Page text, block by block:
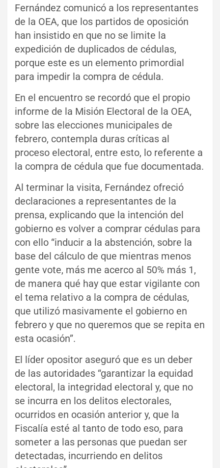
Fernández comunicó a los representantes
de la OEA, que los partidos de oposición
han insistido en que no se limite la
expedición de duplicados de cédulas,
porque este es un elemento primordial
para impedir la compra de cédula.
En el encuentro se recordó que el propio
informe de la Misión Electoral de la OEA,
sobre las elecciones municipales de
febrero, contempla duras críticas al
proceso electoral, entre esto, lo referente a
la compra de cédula que fue documentada.
Al terminar la visita, Fernández ofreció
declaraciones a representantes de la
prensa, explicando que la intención del
gobierno es volver a comprar cédulas para
con ello “inducir a la abstención, sobre la
base del cálculo de que mientras menos
gente vote, más me acerco al 50% más 1,
de manera qué hay que estar vigilante con
el tema relativo a la compra de cédulas,
que utilizó masivamente el gobierno en
febrero y que no queremos que se repita en
esta ocasión”.
El líder opositor aseguró que es un deber
de las autoridades “garantizar la equidad
electoral, la integridad electoral y, que no
se incurra en los delitos electorales,
ocurridos en ocasión anterior y, que la
Fiscalía esté al tanto de todo eso, para
someter a las personas que puedan ser
detectadas, incurriendo en delitos